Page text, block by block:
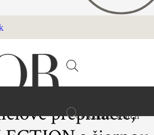
Products search
prepínacie,